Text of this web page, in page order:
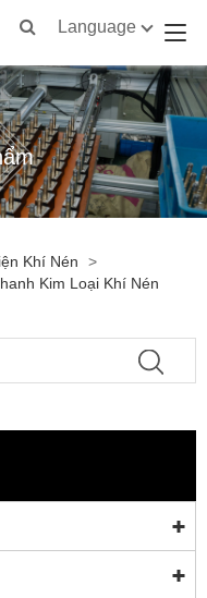
Language
Khí Nén
>
Kim Loại Khí Nén